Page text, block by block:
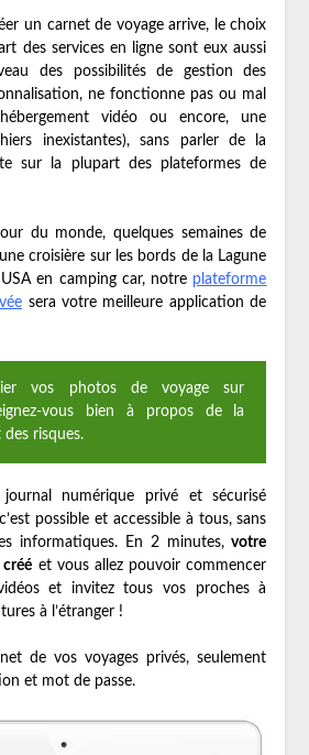
un carnet de voyage arrive, le choix
des services en ligne sont eux aussi
des possibilités de gestion des
ne fonctionne pas ou mal
vidéo ou encore, une
inexistantes), sans parler de la
sur la plupart des plateformes de
du monde, quelques semaines de
croisière sur les bords de la Lagune
en camping car, notre plateforme
sera votre meilleure application de
vos photos de voyage sur
vous bien à propos de la
risques.
numérique privé et sécurisé
possible et accessible à tous, sans
informatiques. En 2 minutes,votre
et vous allez pouvoir commencer
et invitez tous vos proches à
à l’étranger !
de vos voyages privés, seulement
et mot de passe.